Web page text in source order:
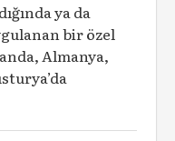
ya da
bir özel
Almanya,